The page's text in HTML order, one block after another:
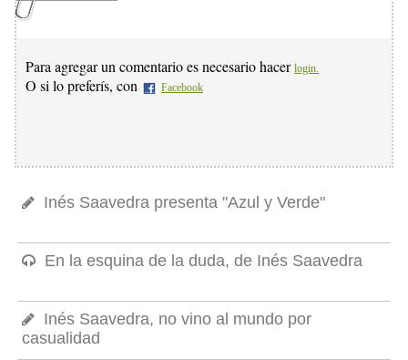
Para agregar un comentario es necesario hacer login.
O si lo preferís, con Facebook
Inés Saavedra presenta "Azul y Verde"
En la esquina de la duda, de Inés Saavedra
Inés Saavedra, no vino al mundo por
casualidad